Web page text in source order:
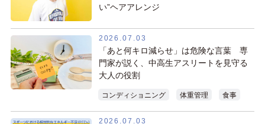
い”ヘアアレンジ
2026.07.03
「あと何キロ減らせ」は危険な言葉 専
門家が説く、中高生アスリートを見守る
大人の役割
コンディショニング 体重管理 食事
2026.07.03